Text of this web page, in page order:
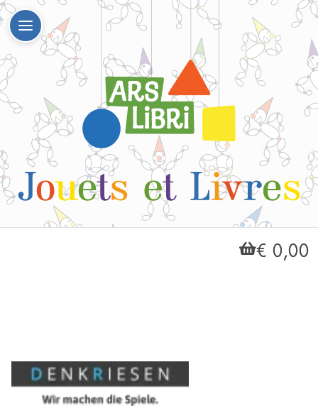
€ 0,00